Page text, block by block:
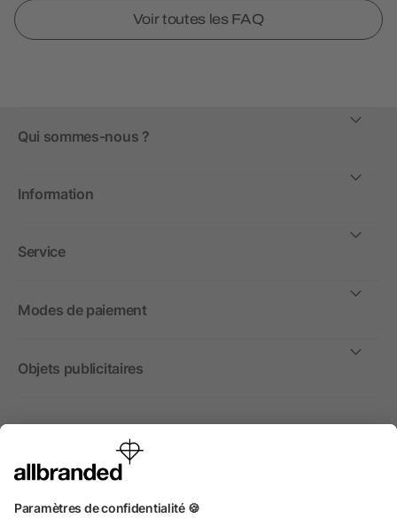
Voir toutes les FAQ
Qui sommes-nous ?
Information
Service
Modes de paiement
Objets publicitaires
International